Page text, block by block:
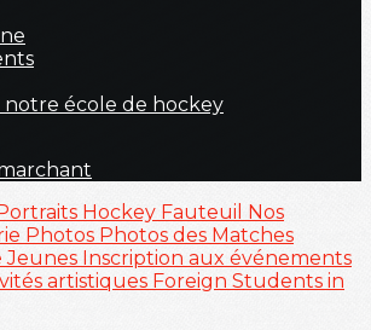
notre école de hockey
Hockey Fauteuil Nos
Photos Photos des Matches
Jeunes Inscription aux événements
artistiques Foreign Students in